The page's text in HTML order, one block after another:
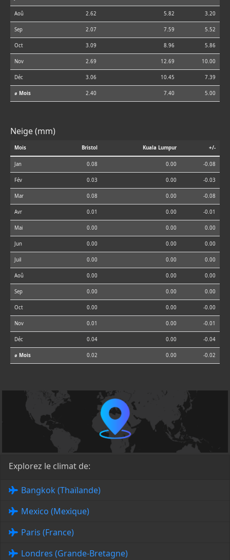
Aoû 2.62 5.82 3.20
Sep 2.07 7.59 5.52
Oct 3.09 8.96 5.86
Nov 2.69 12.69 10.00
Déc 3.06 10.45 7.39
⌀ Mois 2.40 7.40 5.00
Neige (mm)
Mois Bristol Kuala Lumpur +/-
Jan 0.08 0.00 -0.08
Fév 0.03 0.00 -0.03
Mar 0.08 0.00 -0.08
Avr 0.01 0.00 -0.01
Mai 0.00 0.00 0.00
Jun 0.00 0.00 0.00
Juil 0.00 0.00 0.00
Aoû 0.00 0.00 0.00
Sep 0.00 0.00 0.00
Oct 0.00 0.00 -0.00
Nov 0.01 0.00 -0.01
Déc 0.04 0.00 -0.04
⌀ Mois 0.02 0.00 -0.02
Explorez le climat de:
Bangkok (Thaïlande)
Mexico (Mexique)
Paris (France)
Londres (Grande-Bretagne)